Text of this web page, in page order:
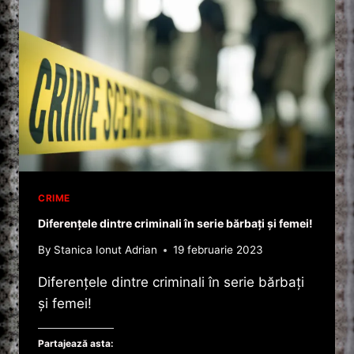
CRIME
Diferențele dintre criminali în serie bărbați și femei!
By Stanica Ionut Adrian 19 februarie 2023
Diferențele dintre criminali în serie bărbați
și femei!
Partajează asta: